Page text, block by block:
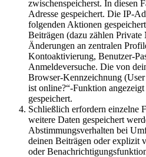
zwischenspeicherst. In diesen
Adresse gespeichert. Die IP-
folgenden Aktionen
Beiträgen (dazu zählen
Änderungen an zentralen
Kontoaktivierung, Benutzer-
Anmeldeversuche. Die von
Browser-Kennzeichnung
ist online?“-Funktion
gespeichert.
Schließlich erfordern einzelne
weitere Daten gespeichert
Abstimmungsverhalten bei
deinen Beiträgen oder explizit
oder